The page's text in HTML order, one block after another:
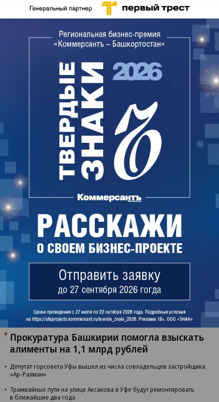
14%, объем грузоперевозок — на 7%, до 2,532 тыс.
тонн, почты — на 22%, до 533 тонн. Маршрутная
сеть аэропорта в настоящее время насчитывает
более 40 направлений. 100% акций предприятия
владеет правительство республики.
Ирина Самойлова
Коммерсантъ (Уфа) №181от 04.10.2013, стр. 12
Разговоры о бизнесе
Виталий Золотов — о том, как совместить бизнес
и социальную ответственность
Картина дня
Прокуратура Башкирии помогла взыскать
алименты на 1,1 млрд рублей
Депутат горсовета Уфы вышел из числа совладельцев застройщика
«Ар-Рахман»
Трамвайные пути на улице Аксакова в Уфе будут ремонтировать
в ближайшие два года